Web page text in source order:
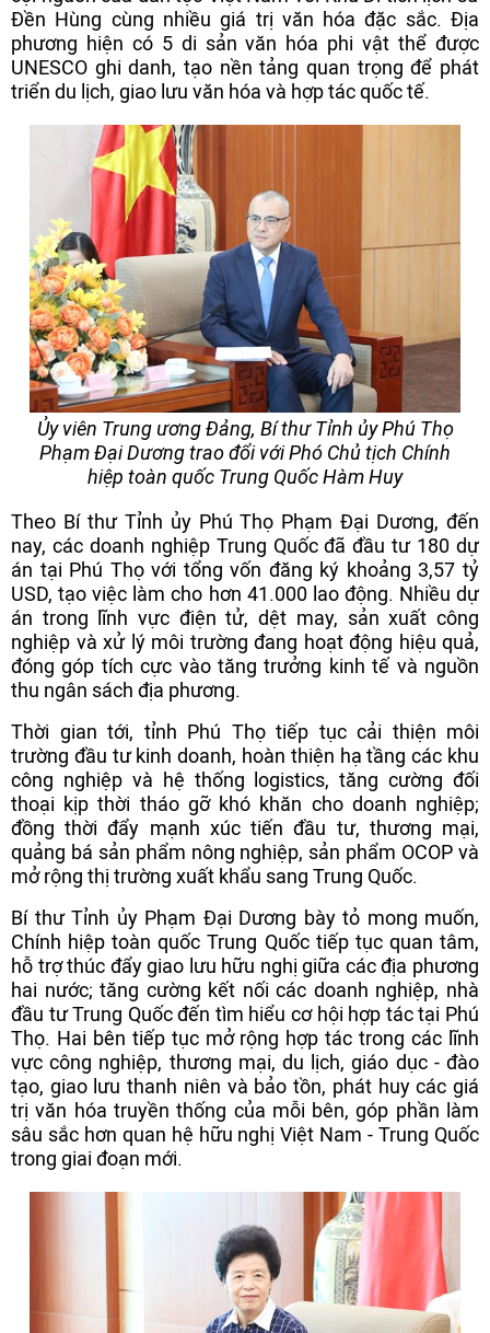
Đền Hùng cùng nhiều giá trị văn hóa đặc sắc. Địa
phương hiện có 5 di sản văn hóa phi vật thể được
UNESCO ghi danh, tạo nền tảng quan trọng để phát
triển du lịch, giao lưu văn hóa và hợp tác quốc tế.
Ủy viên Trung ương Đảng, Bí thư Tỉnh ủy Phú Thọ
Phạm Đại Dương trao đổi với Phó Chủ tịch Chính
hiệp toàn quốc Trung Quốc Hàm Huy
Theo Bí thư Tỉnh ủy Phú Thọ Phạm Đại Dương, đến
nay, các doanh nghiệp Trung Quốc đã đầu tư 180 dự
án tại Phú Thọ với tổng vốn đăng ký khoảng 3,57 tỷ
USD, tạo việc làm cho hơn 41.000 lao động. Nhiều dự
án trong lĩnh vực điện tử, dệt may, sản xuất công
nghiệp và xử lý môi trường đang hoạt động hiệu quả,
đóng góp tích cực vào tăng trưởng kinh tế và nguồn
thu ngân sách địa phương.
Thời gian tới, tỉnh Phú Thọ tiếp tục cải thiện môi
trường đầu tư kinh doanh, hoàn thiện hạ tầng các khu
công nghiệp và hệ thống logistics, tăng cường đối
thoại kịp thời tháo gỡ khó khăn cho doanh nghiệp;
đồng thời đẩy mạnh xúc tiến đầu tư, thương mại,
quảng bá sản phẩm nông nghiệp, sản phẩm OCOP và
mở rộng thị trường xuất khẩu sang Trung Quốc.
Bí thư Tỉnh ủy Phạm Đại Dương bày tỏ mong muốn,
Chính hiệp toàn quốc Trung Quốc tiếp tục quan tâm,
hỗ trợ thúc đẩy giao lưu hữu nghị giữa các địa phương
hai nước; tăng cường kết nối các doanh nghiệp, nhà
đầu tư Trung Quốc đến tìm hiểu cơ hội hợp tác tại Phú
Thọ. Hai bên tiếp tục mở rộng hợp tác trong các lĩnh
vực công nghiệp, thương mại, du lịch, giáo dục - đào
tạo, giao lưu thanh niên và bảo tồn, phát huy các giá
trị văn hóa truyền thống của mỗi bên, góp phần làm
sâu sắc hơn quan hệ hữu nghị Việt Nam - Trung Quốc
trong giai đoạn mới.